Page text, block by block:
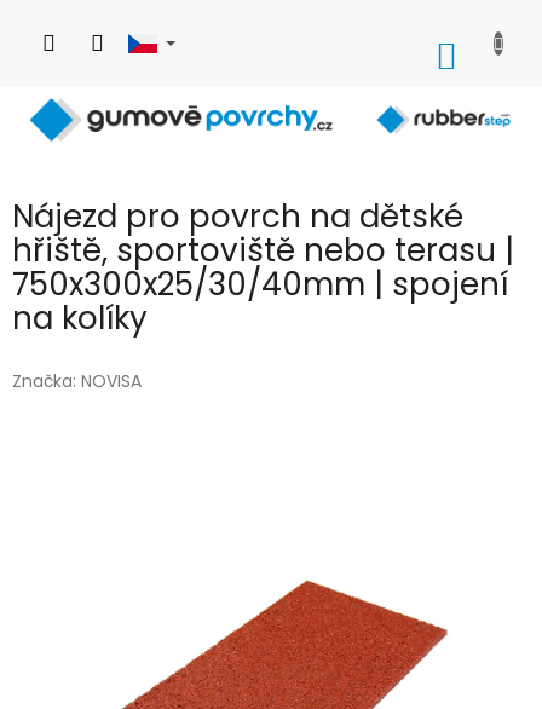
obsah
Nájezd pro povrch na dětské
hřiště, sportoviště nebo terasu |
750x300x25/30/40mm | spojení
na kolíky
Značka: NOVISA